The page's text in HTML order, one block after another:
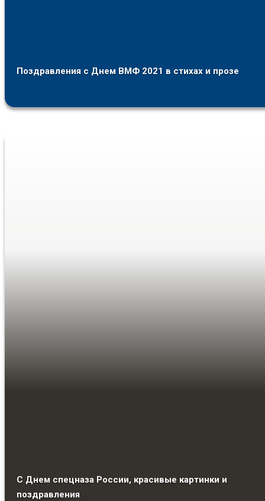
Поздравления с Днем ВМФ 2021 в стихах и прозе
С Днем спецназа России, красивые картинки и
поздравления